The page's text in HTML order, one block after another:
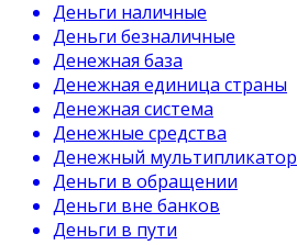
Деньги наличные
Деньги безналичные
Денежная база
Денежная единица страны
Денежная система
Денежные средства
Денежный мультипликатор
Деньги в обращении
Деньги вне банков
Деньги в пути